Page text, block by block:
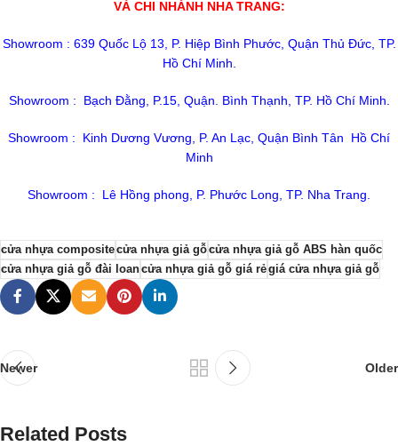
VÀ CHI NHÁNH NHA TRANG:
Showroom : 639 Quốc Lộ 13, P. Hiệp Bình Phước, Quận Thủ Đức, TP.
Hồ Chí Minh.
Showroom : Bạch Đằng, P.15, Quận. Bình Thạnh, TP. Hồ Chí Minh.
Showroom : Kinh Dương Vương, P. An Lạc, Quận Bình Tân Hồ Chí
Minh
Showroom : Lê Hồng phong, P. Phước Long, TP. Nha Trang.
cửa nhựa compositecửa nhựa giả gỗcửa nhựa giả gỗ ABS hàn quốc
cửa nhựa giả gỗ đài loancửa nhựa giả gỗ giá rẻgiá cửa nhựa giả gỗ
Newer Older
Related Posts